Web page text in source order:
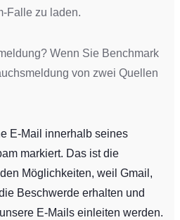
Falle zu laden.
Wenn Sie Benchmark
von zwei Quellen
E-Mail innerhalb seines
markiert. Das ist die
Möglichkeiten, weil Gmail,
Beschwerde erhalten und
E-Mails einleiten werden.